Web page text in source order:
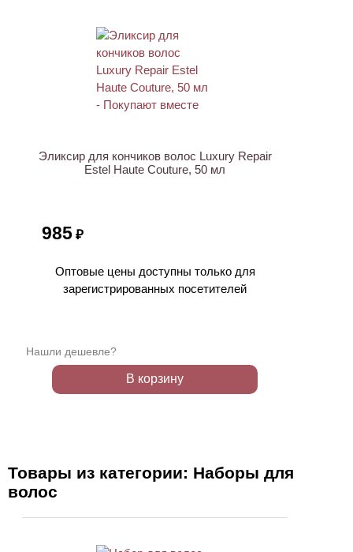
Эликсир для кончиков волос Luxury Repair
Estel Haute Couture, 50 мл
985 ₽
Оптовые цены доступны только для
зарегистрированных посетителей
Нашли дешевле?
В корзину
Товары из категории: Наборы для
волос